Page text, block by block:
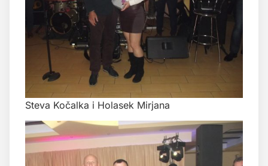
Steva Kočalka i Holasek Mirjana